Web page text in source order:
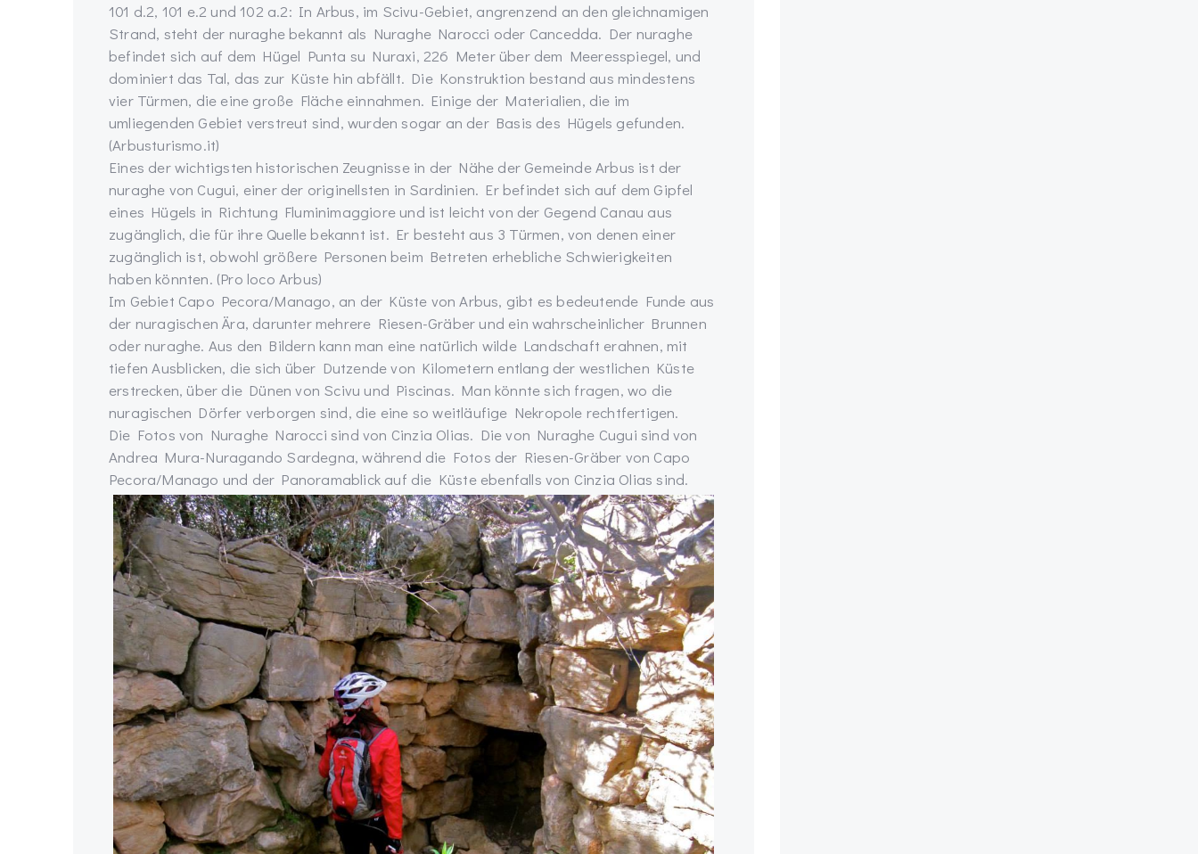
101 d.2, 101 e.2 und 102 a.2: In Arbus, im Scivu-Gebiet, angrenzend an den gleichnamigen
Strand, steht der nuraghe bekannt als Nuraghe Narocci oder Cancedda. Der nuraghe
befindet sich auf dem Hügel Punta su Nuraxi, 226 Meter über dem Meeresspiegel, und
dominiert das Tal, das zur Küste hin abfällt. Die Konstruktion bestand aus mindestens
vier Türmen, die eine große Fläche einnahmen. Einige der Materialien, die im
umliegenden Gebiet verstreut sind, wurden sogar an der Basis des Hügels gefunden.
(Arbusturismo.it)
Eines der wichtigsten historischen Zeugnisse in der Nähe der Gemeinde Arbus ist der
nuraghe von Cugui, einer der originellsten in Sardinien. Er befindet sich auf dem Gipfel
eines Hügels in Richtung Fluminimaggiore und ist leicht von der Gegend Canau aus
zugänglich, die für ihre Quelle bekannt ist. Er besteht aus 3 Türmen, von denen einer
zugänglich ist, obwohl größere Personen beim Betreten erhebliche Schwierigkeiten
haben könnten. (Pro loco Arbus)
Im Gebiet Capo Pecora/Manago, an der Küste von Arbus, gibt es bedeutende Funde aus
der nuragischen Ära, darunter mehrere Riesen-Gräber und ein wahrscheinlicher Brunnen
oder nuraghe. Aus den Bildern kann man eine natürlich wilde Landschaft erahnen, mit
tiefen Ausblicken, die sich über Dutzende von Kilometern entlang der westlichen Küste
erstrecken, über die Dünen von Scivu und Piscinas. Man könnte sich fragen, wo die
nuragischen Dörfer verborgen sind, die eine so weitläufige Nekropole rechtfertigen.
Die Fotos von Nuraghe Narocci sind von Cinzia Olias. Die von Nuraghe Cugui sind von
Andrea Mura-Nuragando Sardegna, während die Fotos der Riesen-Gräber von Capo
Pecora/Manago und der Panoramablick auf die Küste ebenfalls von Cinzia Olias sind.